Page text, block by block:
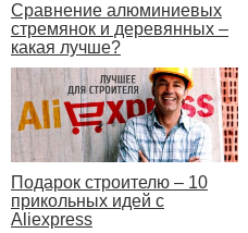
Сравнение алюминиевых
стремянок и деревянных –
какая лучше?
Подарок строителю – 10
прикольных идей с
Aliexpress